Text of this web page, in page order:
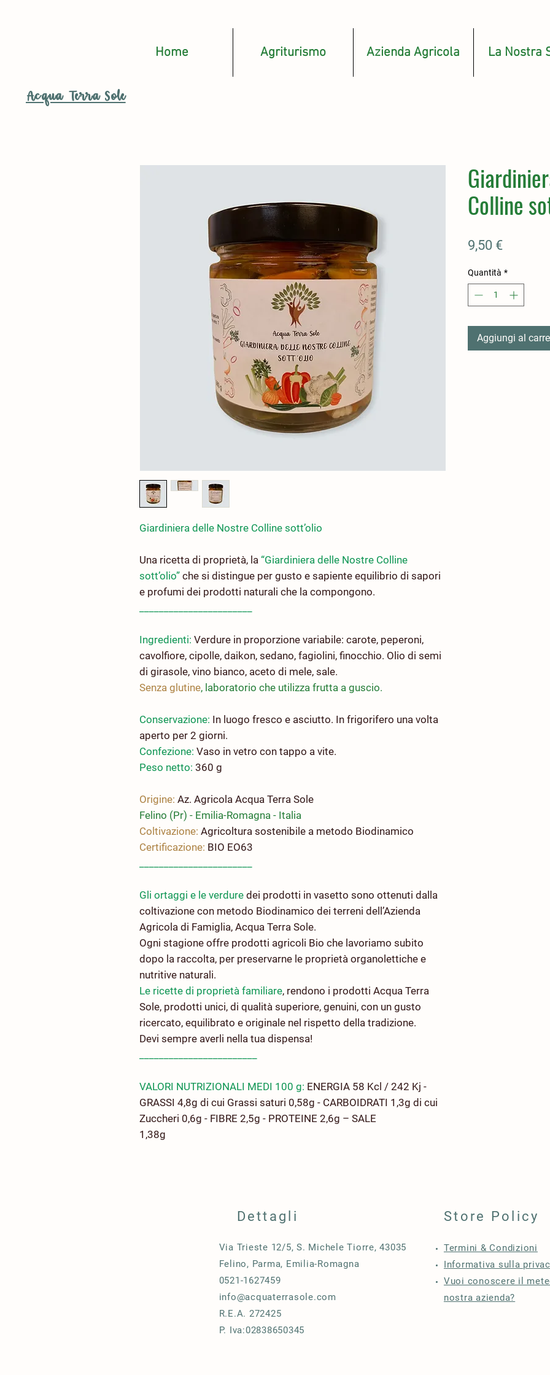
Acqua Terra Sole
Home Agriturismo Azienda Agricola La Nostra
Giardiniera delle Nostre Colline sott’olio
Una ricetta di proprietà, la “Giardiniera delle Nostre Colline
sott’olio” che si distingue per gusto e sapiente equilibrio di sapori
e profumi dei prodotti naturali che la compongono.
Ingredienti: Verdure in proporzione variabile: carote, peperoni,
cavolfiore, cipolle, daikon, sedano, fagiolini, finocchio. Olio di semi
di girasole, vino bianco, aceto di mele, sale.
Senza glutine, laboratorio che utilizza frutta a guscio.
Conservazione: In luogo fresco e asciutto. In frigorifero una volta
aperto per 2 giorni.
Confezione: Vaso in vetro con tappo a vite.
Peso netto: 360 g
Origine: Az. Agricola Acqua Terra Sole
Felino (Pr) - Emilia-Romagna - Italia
Coltivazione: Agricoltura sostenibile a metodo Biodinamico
Certificazione: BIO EO63
Gli ortaggi e le verdure dei prodotti in vasetto sono ottenuti dalla
coltivazione con metodo Biodinamico dei terreni dell’Azienda
Agricola di Famiglia, Acqua Terra Sole.
Ogni stagione offre prodotti agricoli Bio che lavoriamo subito
dopo la raccolta, per preservarne le proprietà organolettiche e
nutritive naturali.
Le ricette di proprietà familiare, rendono i prodotti Acqua Terra
Sole, prodotti unici, di qualità superiore, genuini, con un gusto
ricercato, equilibrato e originale nel rispetto della tradizione.
Devi sempre averli nella tua dispensa!
VALORI NUTRIZIONALI MEDI 100 g: ENERGIA 58 Kcl / 242 Kj -
GRASSI 4,8g di cui Grassi saturi 0,58g - CARBOIDRATI 1,3g di cui
Zuccheri 0,6g - FIBRE 2,5g - PROTEINE 2,6g – SALE
1,38g
Colline
9,50 €Prezzo
Quantità *
Aggiungi al
Dettagli
Via Trieste 12/5, S. Michele Tiorre, 43035
Felino, Parma, Emilia-Romagna
0521-1627459
info@acquaterrasole.com
R.E.A. 272425
P. Iva:02838650345
Store Policy
Termini & Condizioni
Informativa sulla
Vuoi conoscere il
nostra azienda?